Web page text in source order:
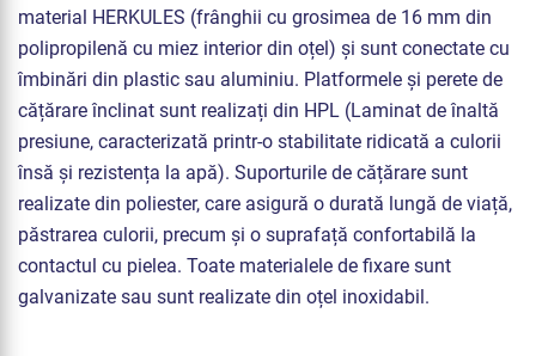
material HERKULES (frânghii cu grosimea de 16 mm din
polipropilenă cu miez interior din oțel) și sunt conectate cu
îmbinări din plastic sau aluminiu. Platformele și perete de
cățărare înclinat sunt realizați din HPL (Laminat de înaltă
presiune, caracterizată printr-o stabilitate ridicată a culorii
însă și rezistența la apă). Suporturile de cățărare sunt
realizate din poliester, care asigură o durată lungă de viață,
păstrarea culorii, precum și o suprafață confortabilă la
contactul cu pielea. Toate materialele de fixare sunt
galvanizate sau sunt realizate din oțel inoxidabil.